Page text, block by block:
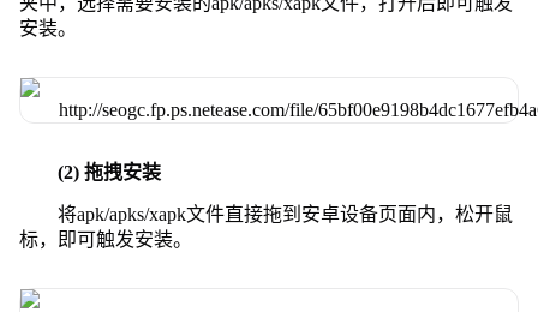
安装。
(2) 拖拽安装
将apk/apks/xapk文件直接拖到安卓设备页面内，松开鼠
标，即可触发安装。